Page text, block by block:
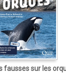
fausses sur les